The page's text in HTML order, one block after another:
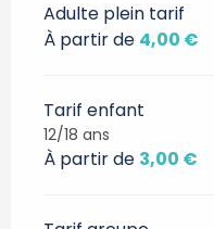
Adulte plein tarif
À partir de 4,00 €
Tarif enfant
12/18 ans
À partir de 3,00 €